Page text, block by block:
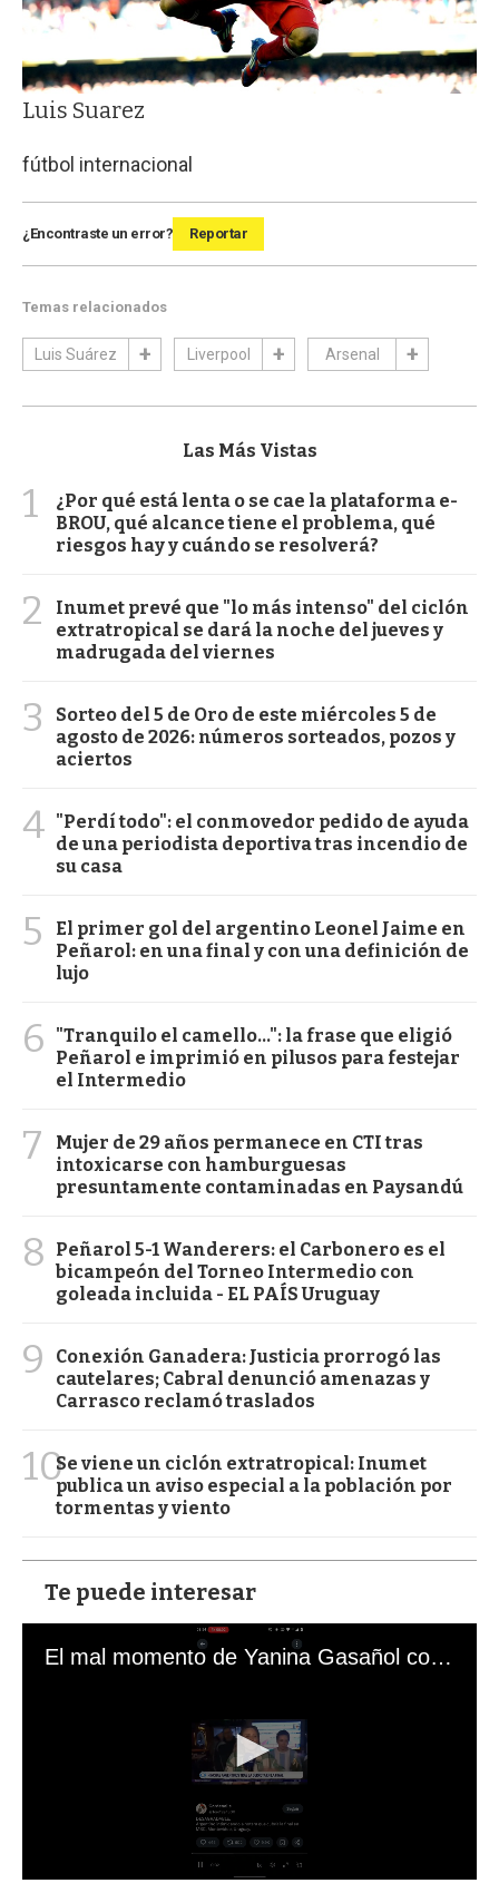
Luis Suarez
fútbol internacional
¿Encontraste un error? Reportar
Temas relacionados
Luis Suárez Liverpool Arsenal
Las Más Vistas
1
¿Por qué está lenta o se cae la plataforma e-
BROU, qué alcance tiene el problema, qué
riesgos hay y cuándo se resolverá?
2
Inumet prevé que "lo más intenso" del ciclón
extratropical se dará la noche del jueves y
madrugada del viernes
3
Sorteo del 5 de Oro de este miércoles 5 de
agosto de 2026: números sorteados, pozos y
aciertos
4 "Perdí todo": el conmovedor pedido de ayuda
de una periodista deportiva tras incendio de
su casa
5
El primer gol del argentino Leonel Jaime en
Peñarol: en una final y con una definición de
lujo
6
"Tranquilo el camello...": la frase que eligió
Peñarol e imprimió en pilusos para festejar
el Intermedio
7
Mujer de 29 años permanece en CTI tras
intoxicarse con hamburguesas
presuntamente contaminadas en Paysandú
8
Peñarol 5-1 Wanderers: el Carbonero es el
bicampeón del Torneo Intermedio con
goleada incluida - EL PAÍS Uruguay
9
Conexión Ganadera: Justicia prorrogó las
cautelares; Cabral denunció amenazas y
Carrasco reclamó traslados
10Se viene un ciclón extratropical: Inumet
publica un aviso especial a la población por
tormentas y viento
Te puede interesar
El mal momento de Yanina Gasañol con un hincha argentino en "Subrayado"